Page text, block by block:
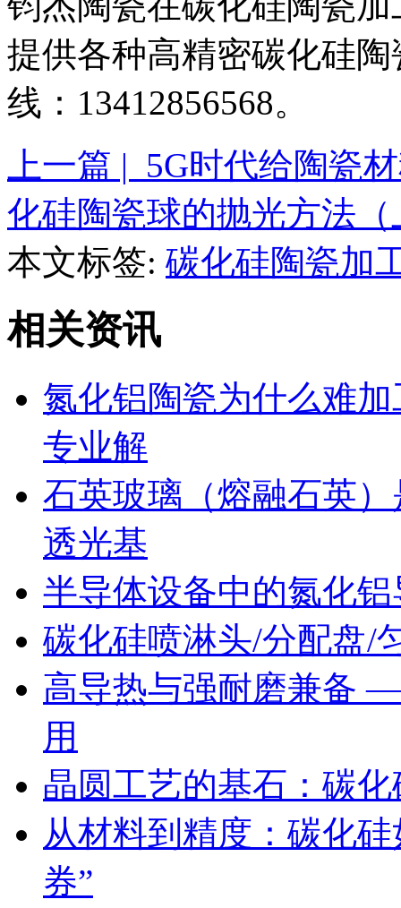
提供各种高精密碳化硅
线：13412856568。
上一篇 | 5G时代给陶瓷
化硅陶瓷球的抛光方法（
本文标签: 碳化硅陶瓷加
相关资讯
氮化铝陶瓷为什么难
专业解
石英玻璃（熔融石英
透光基
半导体设备中的氮化
碳化硅喷淋头/分配盘/
高导热与强耐磨兼备
用
晶圆工艺的基石：碳
从材料到精度：碳化
券”